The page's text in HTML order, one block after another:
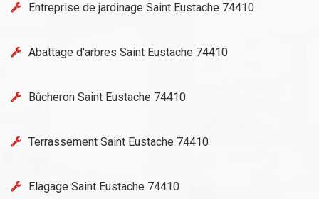
Entreprise de jardinage Saint Eustache 74410
Abattage d'arbres Saint Eustache 74410
Bûcheron Saint Eustache 74410
Terrassement Saint Eustache 74410
Elagage Saint Eustache 74410